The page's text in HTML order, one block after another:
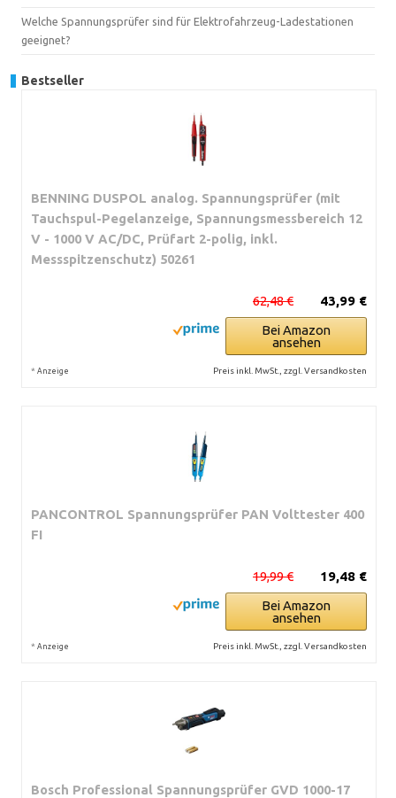
Welche Spannungsprüfer sind für Elektrofahrzeug-Ladestationen
geeignet?
Bestseller
BENNING DUSPOL analog. Spannungsprüfer (mit
Tauchspul-Pegelanzeige, Spannungsmessbereich 12
V - 1000 V AC/DC, Prüfart 2-polig, inkl.
Messspitzenschutz) 50261
43,99 €
62,48 €
Bei Amazon
ansehen
* Anzeige Preis inkl. MwSt., zzgl. Versandkosten
PANCONTROL Spannungsprüfer PAN Volttester 400
FI
19,48 €
19,99 €
Bei Amazon
ansehen
* Anzeige Preis inkl. MwSt., zzgl. Versandkosten
Bosch Professional Spannungsprüfer GVD 1000-17